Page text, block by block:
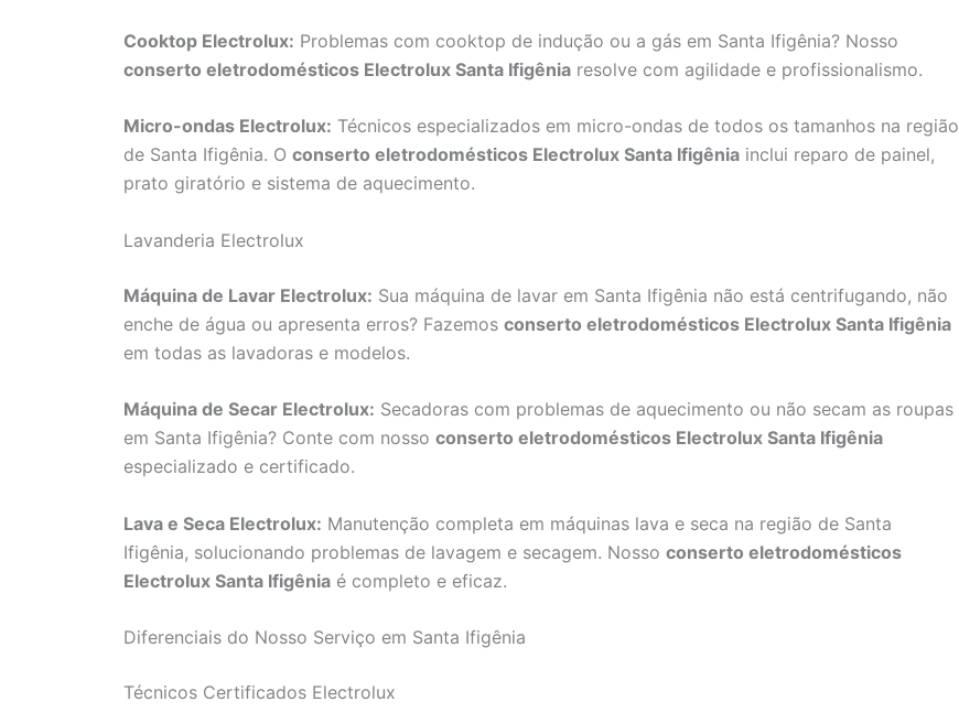
Cooktop Electrolux: Problemas com cooktop de indução ou a gás em Santa Ifigênia? Nosso
conserto eletrodomésticos Electrolux Santa Ifigênia resolve com agilidade e profissionalismo.
Micro-ondas Electrolux: Técnicos especializados em micro-ondas de todos os tamanhos na região
de Santa Ifigênia. O conserto eletrodomésticos Electrolux Santa Ifigênia inclui reparo de painel,
prato giratório e sistema de aquecimento.
Lavanderia Electrolux
Máquina de Lavar Electrolux: Sua máquina de lavar em Santa Ifigênia não está centrifugando, não
enche de água ou apresenta erros? Fazemos conserto eletrodomésticos Electrolux Santa Ifigênia
em todas as lavadoras e modelos.
Máquina de Secar Electrolux: Secadoras com problemas de aquecimento ou não secam as roupas
em Santa Ifigênia? Conte com nosso conserto eletrodomésticos Electrolux Santa Ifigênia
especializado e certificado.
Lava e Seca Electrolux: Manutenção completa em máquinas lava e seca na região de Santa
Ifigênia, solucionando problemas de lavagem e secagem. Nosso conserto eletrodomésticos
Electrolux Santa Ifigênia é completo e eficaz.
Diferenciais do Nosso Serviço em Santa Ifigênia
Técnicos Certificados Electrolux